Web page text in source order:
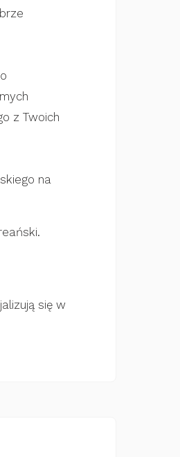
z Twoich
na
się w